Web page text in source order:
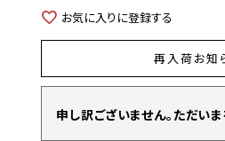
お気に入りに登録する
再入荷お知
申し訳ございません。ただい